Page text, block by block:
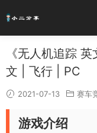
《无人机追踪
文 | 飞行 | PC
2021-07-13 赛车
游戏介绍